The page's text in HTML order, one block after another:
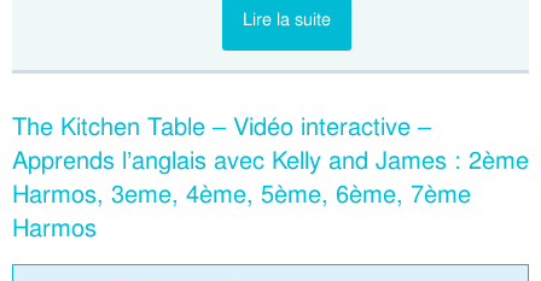
Lire la suite
The Kitchen Table – Vidéo interactive –
Apprends l’anglais avec Kelly and James : 2ème
Harmos, 3eme, 4ème, 5ème, 6ème, 7ème
Harmos